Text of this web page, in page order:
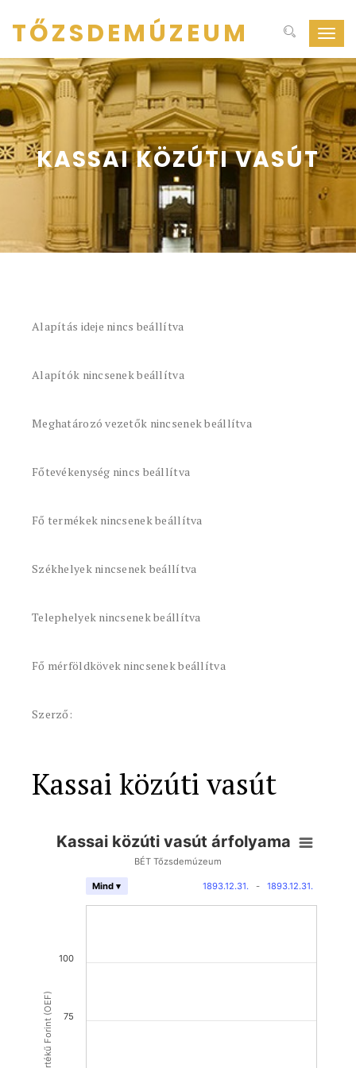
ki-
be
TŐZSDEMÚZEUM
KASSAI KÖZÚTI VASÚT
Alapítás ideje nincs beállítva
Alapítók nincsenek beállítva
Meghatározó vezetők nincsenek beállítva
Főtevékenység nincs beállítva
Fő termékek nincsenek beállítva
Székhelyek nincsenek beállítva
Telephelyek nincsenek beállítva
Fő mérföldkövek nincsenek beállítva
Szerző:
Kassai közúti vasút
Kassai közúti vasút árfolyama
BÉT Tőzsdemúzeum
1893.12.31. - 1893.12.31.
Mind ▾
75
100